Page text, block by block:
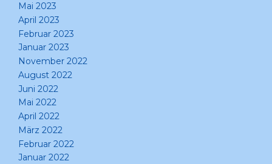
Mai 2023
April 2023
Februar 2023
Januar 2023
November 2022
August 2022
Juni 2022
Mai 2022
April 2022
März 2022
Februar 2022
Januar 2022